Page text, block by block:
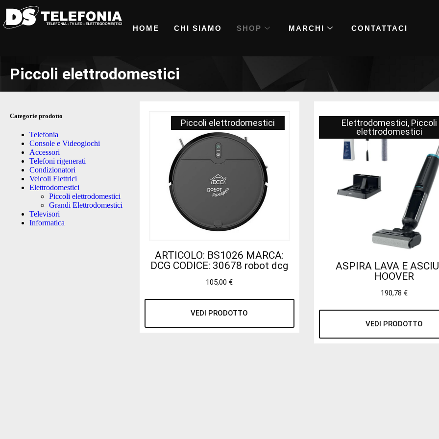
HOME CHI SIAMO SHOP MARCHI CONTATTACI
Piccoli elettrodomestici
Categorie prodotto
Telefonia
Console e Videogiochi
Accessori
Telefoni rigenerati
Condizionatori
Veicoli Elettrici
Elettrodomestici
Piccoli elettrodomestici
Grandi Elettrodomestici
Televisori
Informatica
Piccoli elettrodomestici
ARTICOLO: BS1026 MARCA:
DCG CODICE: 30678 robot dcg
105,00€
VEDI PRODOTTO
Elettrodomestici, Piccoli
elettrodomestici
ASPIRA LAVA E
HOOVER
190,78 €
VEDI PRODOTTO